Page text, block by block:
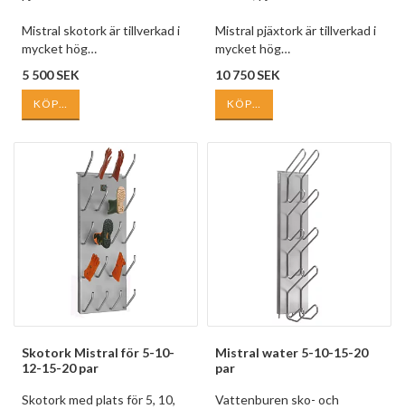
Mistral skotork är tillverkad i
mycket hög…
5 500 SEK
KÖP…
Mistral pjäxtork är tillverkad i
mycket hög…
10 750 SEK
KÖP…
Skotork Mistral för 5-10-
12-15-20 par
Skotork med plats för 5, 10,
Mistral water 5-10-15-20
par
Vattenburen sko- och